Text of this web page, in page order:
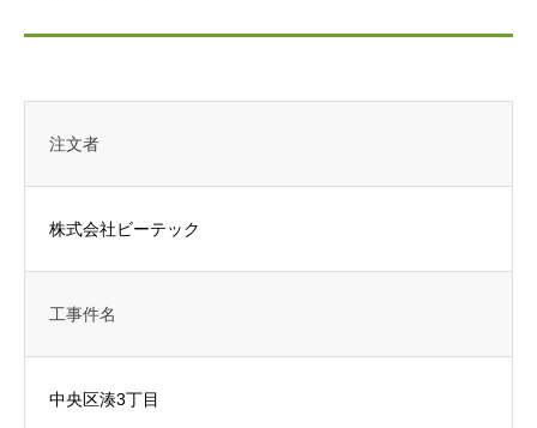
注文者
株式会社ビーテック
工事件名
中央区湊3丁目